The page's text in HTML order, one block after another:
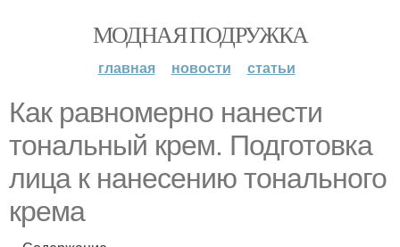
МОДНАЯ ПОДРУЖКА
главная новости статьи
Как равномерно нанести
тональный крем. Подготовка
лица к нанесению тонального
крема